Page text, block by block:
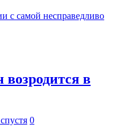
с самой несправедливо
в
0